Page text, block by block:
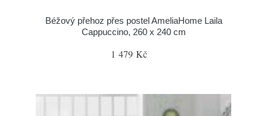
Béžový přehoz přes postel AmeliaHome Laila
Cappuccino, 260 x 240 cm
1 479 Kč